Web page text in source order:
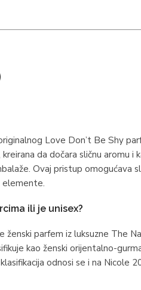
Love Don’t Be Shy
da dočara sličnu aromu i
Ovaj pristup omogućava
elemente.
ili je unisex?
ženski parfem iz luksuzne The
kao ženski orijentalno-
odnosi se i na Nicole